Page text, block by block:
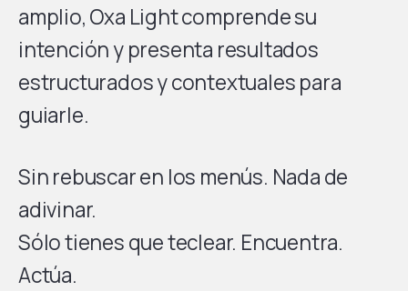
amplio, Oxa Light comprende su
intención y presenta resultados
estructurados y contextuales para
guiarle.
Sin rebuscar en los menús. Nada de
adivinar.
Sólo tienes que teclear. Encuentra.
Actúa.